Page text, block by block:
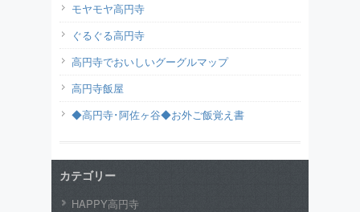
モヤモヤ高円寺
ぐるぐる高円寺
高円寺でおいしいグーグルマップ
高円寺飯屋
◆高円寺･阿佐ヶ谷◆お外ご飯覚え書
カテゴリー
HAPPY高円寺